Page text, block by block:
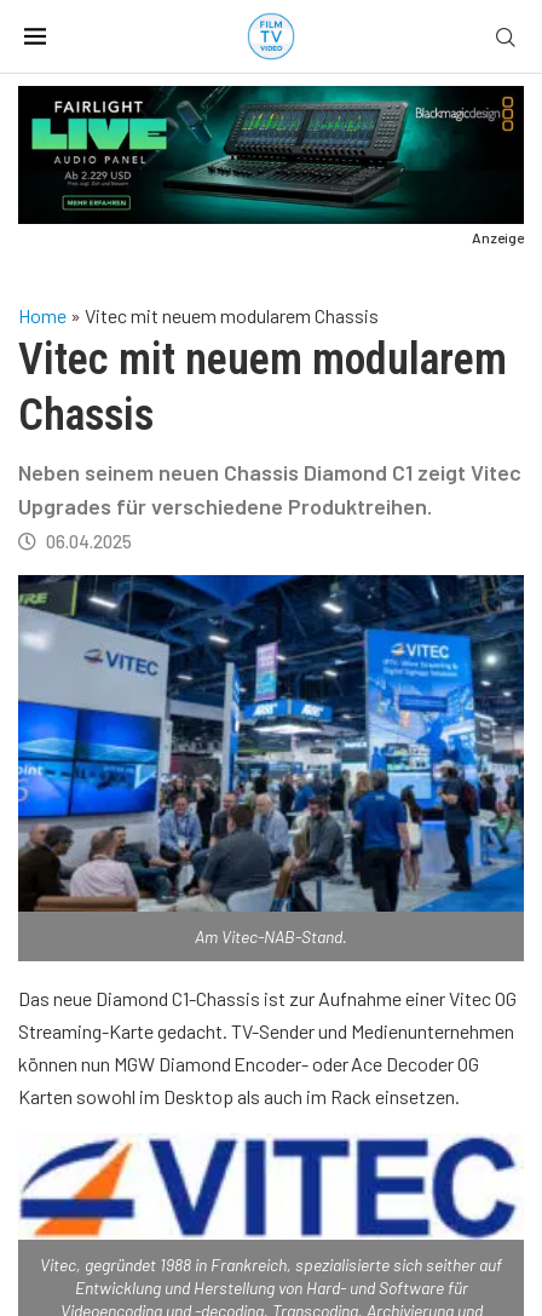
Anzeige
Home » Vitec mit neuem modularem Chassis
Vitec mit neuem modularem
Chassis
Neben seinem neuen Chassis Diamond C1 zeigt Vitec
Upgrades für verschiedene Produktreihen.
06.04.2025
Am Vitec-NAB-Stand.
Das neue Diamond C1-Chassis ist zur Aufnahme einer Vitec OG
Streaming-Karte gedacht. TV-Sender und Medienunternehmen
können nun MGW Diamond Encoder- oder Ace Decoder OG
Karten sowohl im Desktop als auch im Rack einsetzen.
Vitec, gegründet 1988 in Frankreich, spezialisierte sich seither auf
Entwicklung und Herstellung von Hard- und Software für
Videoencoding und -decoding, Transcoding, Archivierung und